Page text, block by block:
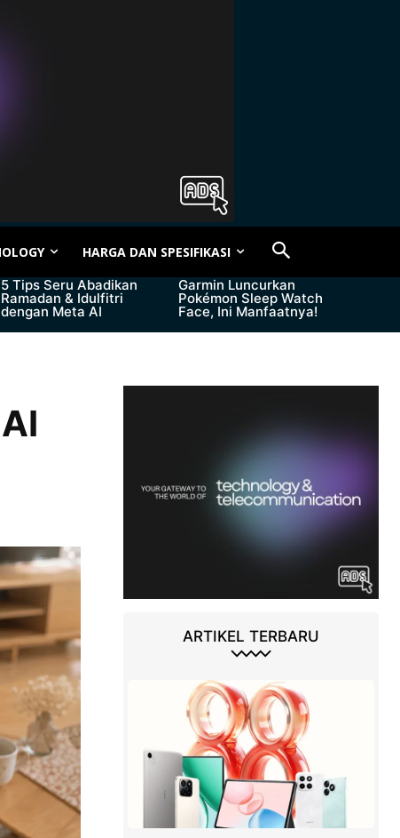
HARGA DAN SPESIFIKASI
5 Tips Seru Abadikan
Ramadan & Idulfitri
dengan Meta AI
Garmin Luncurkan
Pokémon Sleep Watch
Face, Ini Manfaatnya!
ARTIKEL TERBARU